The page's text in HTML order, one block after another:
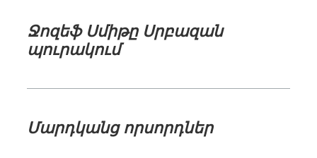
Ջոզեֆ Սմիթը Սրբազան
պուրակում
Մարդկանց որսորդներ